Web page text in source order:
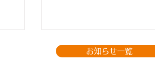
お知らせ一覧